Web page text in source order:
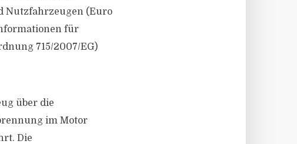
Nutzfahrzeugen (Euro
für
715/2007/EG)
über die
im Motor
Die